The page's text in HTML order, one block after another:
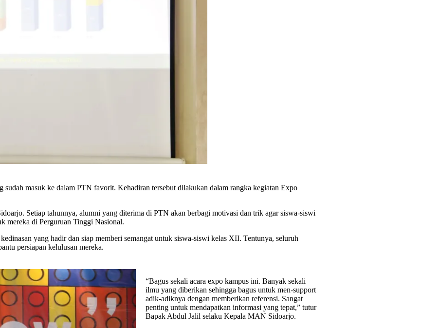
masuk ke dalam PTN favorit. Kehadiran tersebut dilakukan dalam rangka kegiatan Expo
Setiap tahunnya, alumni yang diterima di PTN akan berbagi motivasi dan trik agar siswa-siswi
mereka di Perguruan Tinggi Nasional.
yang hadir dan siap memberi semangat untuk siswa-siswi kelas XII. Tentunya, seluruh
persiapan kelulusan mereka.
“Bagus sekali acara expo kampus ini. Banyak sekali
ilmu yang diberikan sehingga bagus untuk men-support
adik-adiknya dengan memberikan referensi. Sangat
penting untuk mendapatkan informasi yang tepat,” tutur
Bapak Abdul Jalil selaku Kepala MAN Sidoarjo.